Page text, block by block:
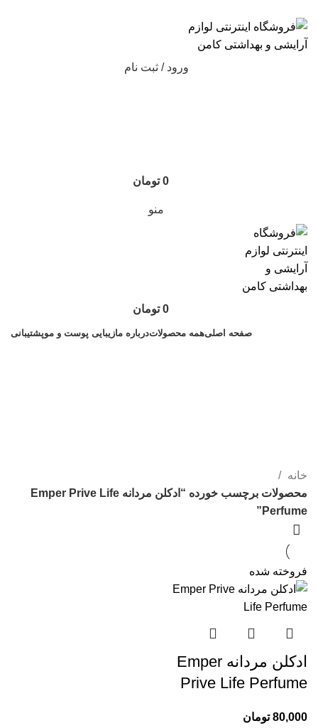
ورود / ثبت نام
0 تومان
منو
0 تومان
صفحه اصلیهمه محصولاتدرباره مازیبایی پوست و موپشتیبانی
خانه
محصولات برچسب خورده “ادکلن مردانه Emper Prive Life
Perfume”
فروخته شده
ادکلن مردانه Emper
Prive Life Perfume
80,000 تومان